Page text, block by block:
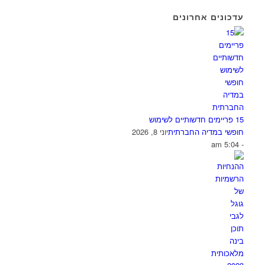
עדכונים אחרונים
15 פריימים חדשותיים לשימוש
חופשי במדיה החברתית
יוני 8, 2026
- 5:04 am